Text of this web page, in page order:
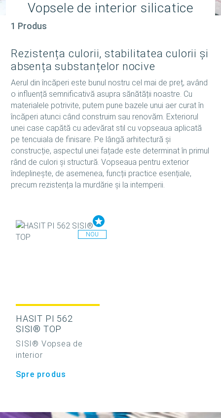
Vopsele de interior silicatice
1 Produs
Rezistența culorii, stabilitatea culorii și
absența substanțelor nocive
Aerul din încăperi este bunul nostru cel mai de preț, având
o influență semnificativă asupra sănătății noastre. Cu
materialele potrivite, putem pune bazele unui aer curat în
încăperi atunci când construim sau renovăm. Exteriorul
unei case capătă cu adevărat stil cu vopseaua aplicată
pe tencuiala de finisare. Pe lângă arhitectură și
construcție, aspectul unei fațade este determinat în primul
rând de culori și structură. Vopseaua pentru exterior
îndeplinește, de asemenea, funcții practice esențiale,
precum rezistența la murdărie și la intemperii.
NOU
HASIT PI 562
SISI® TOP
SISI® Vopsea de
interior
Spre produs